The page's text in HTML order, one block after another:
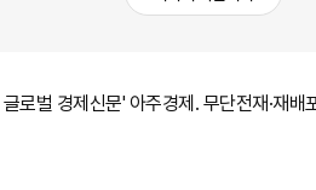
로벌 경제신문' 아주경제. 무단전재·재배